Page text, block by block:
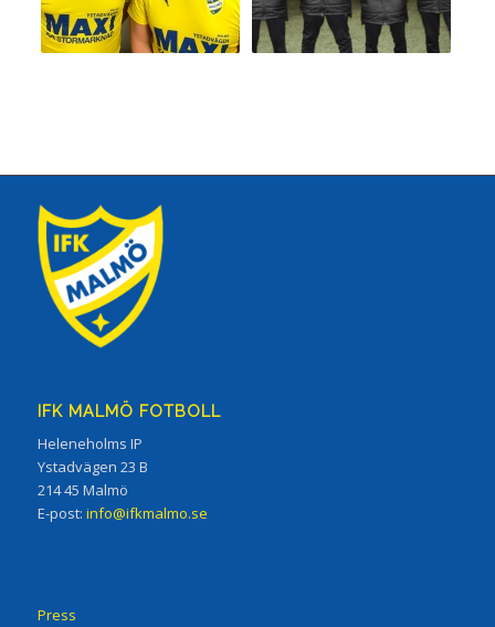
IFK MALMÖ FOTBOLL
Heleneholms IP
Ystadvägen 23 B
214 45 Malmö
E-post: info@ifkmalmo.se
Press